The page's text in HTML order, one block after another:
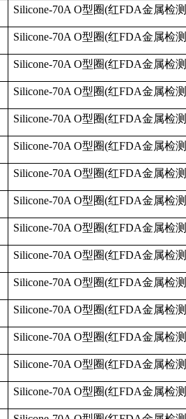
Silicone-70A O型圈(红FDA金属检测
Silicone-70A O型圈(红FDA金属检测
Silicone-70A O型圈(红FDA金属检测
Silicone-70A O型圈(红FDA金属检测
Silicone-70A O型圈(红FDA金属检测
Silicone-70A O型圈(红FDA金属检测
Silicone-70A O型圈(红FDA金属检测
Silicone-70A O型圈(红FDA金属检测
Silicone-70A O型圈(红FDA金属检测
Silicone-70A O型圈(红FDA金属检测
Silicone-70A O型圈(红FDA金属检测
Silicone-70A O型圈(红FDA金属检测
Silicone-70A O型圈(红FDA金属检测
Silicone-70A O型圈(红FDA金属检测
Silicone-70A O型圈(红FDA金属检测